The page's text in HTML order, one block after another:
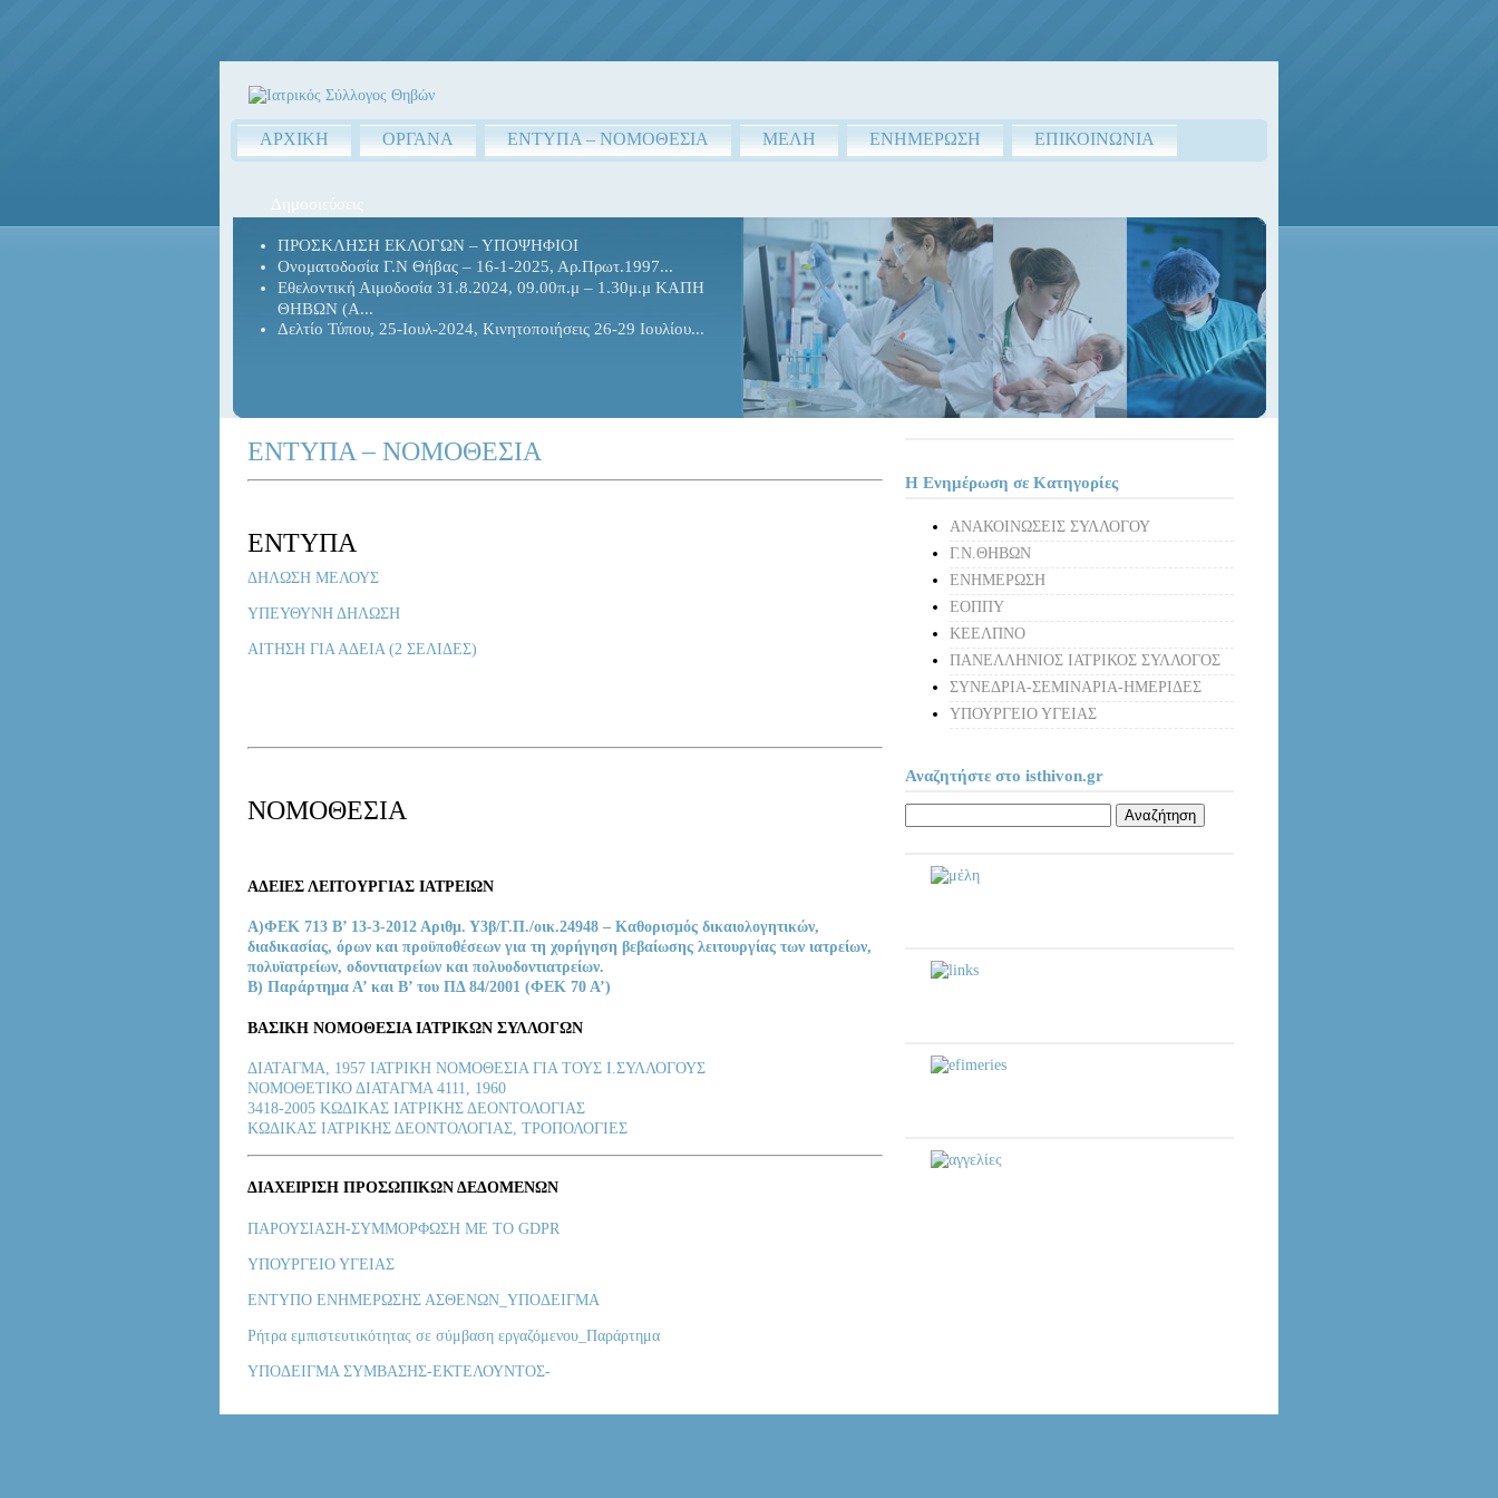
ΑΡΧΙΚΗ ΟΡΓΑΝΑ ΕΝΤΥΠΑ – ΝΟΜΟΘΕΣΙΑ ΜΕΛΗ ΕΝΗΜΕΡΩΣΗ ΕΠΙΚΟΙΝΩΝΙΑ
Δημοσιεύσεις
ΠΡΟΣΚΛΗΣΗ ΕΚΛΟΓΩΝ – ΥΠΟΨΗΦΙΟΙ
Ονοματοδοσία Γ.Ν Θήβας – 16-1-2025, Αρ.Πρωτ.1997...
Εθελοντική Αιμοδοσία 31.8.2024, 09.00π.μ – 1.30μ.μ ΚΑΠΗ
ΘΗΒΩΝ (Α...
Δελτίο Τύπου, 25-Ιουλ-2024, Κινητοποιήσεις 26-29 Ιουλίου...
ΕΝΤΥΠΑ – ΝΟΜΟΘΕΣΙΑ
ΕΝΤΥΠΑ
ΔΗΛΩΣΗ ΜΕΛΟΥΣ
YΠΕΥΘΥΝΗ ΔΗΛΩΣΗ
ΑΙΤΗΣΗ ΓΙΑ ΑΔΕΙΑ (2 ΣΕΛΙΔΕΣ)
ΝΟΜΟΘΕΣΙΑ
ΑΔΕΙΕΣ ΛΕΙΤΟΥΡΓΙΑΣ ΙΑΤΡΕΙΩΝ
Α)ΦΕΚ 713 Β’ 13-3-2012 Αριθμ. Υ3β/Γ.Π./οικ.24948 – Καθορισμός δικαιολογητικών,
διαδικασίας, όρων και προϋποθέσεων για τη χορήγηση βεβαίωσης λειτουργίας των ιατρείων,
πολυϊατρείων, οδοντιατρείων και πολυοδοντιατρείων.
Β) Παράρτημα Α’ και Β’ του ΠΔ 84/2001 (ΦΕΚ 70 Α’)
BAΣΙΚΗ ΝΟΜΟΘΕΣΙΑ ΙΑΤΡΙΚΩΝ ΣΥΛΛΟΓΩΝ
ΔΙΑΤΑΓΜΑ, 1957 IATΡΙΚΗ ΝΟΜΟΘΕΣΙΑ ΓΙΑ ΤΟΥΣ Ι.ΣΥΛΛΟΓΟΥΣ
ΝΟΜΟΘΕΤΙΚΟ ΔΙΑΤΑΓΜΑ 4111, 1960
3418-2005 ΚΩΔΙΚΑΣ ΙΑΤΡΙΚΗΣ ΔΕΟΝΤΟΛΟΓΙΑΣ
ΚΩΔΙΚΑΣ ΙΑΤΡΙΚΗΣ ΔΕΟΝΤΟΛΟΓΙΑΣ, ΤΡΟΠΟΛΟΓΙΕΣ
ΔΙΑΧΕΙΡΙΣΗ ΠΡΟΣΩΠΙΚΩΝ ΔΕΔΟΜΕΝΩΝ
ΠΑΡΟΥΣΙΑΣΗ-ΣΥΜMΟΡΦΩΣΗ ΜΕ ΤΟ GDPR
ΥΠΟΥΡΓΕΙΟ ΥΓΕΙΑΣ
ENTYΠΟ ΕΝΗΜΕΡΩΣΗΣ ΑΣΘΕΝΩΝ_ΥΠΟΔΕΙΓΜΑ
Ρήτρα εμπιστευτικότητας σε σύμβαση εργαζόμενου_Παράρτημα
ΥΠΟΔΕΙΓΜΑ ΣΥΜΒΑΣΗΣ-ΕΚΤΕΛΟΥΝΤΟΣ-
Η Ενημέρωση σε Κατηγορίες
ΑΝΑΚΟΙΝΩΣΕΙΣ ΣΥΛΛΟΓΟΥ
Γ.Ν.ΘΗΒΩΝ
ΕΝΗΜΕΡΩΣΗ
ΕΟΠΠΥ
ΚΕΕΛΠΝΟ
ΠΑΝΕΛΛΗΝΙΟΣ ΙΑΤΡΙΚΟΣ ΣΥΛΛΟΓΟΣ
ΣΥΝΕΔΡΙΑ-ΣΕΜΙΝΑΡΙΑ-ΗΜΕΡΙΔΕΣ
ΥΠΟΥΡΓΕΙΟ ΥΓΕΙΑΣ
Αναζητήστε στο isthivon.gr